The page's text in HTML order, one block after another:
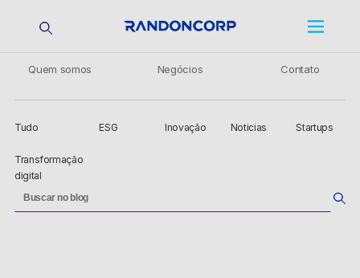
Quem somos Negócios Contato
Tudo ESG Inovação Noticias Startups
Transformação
digital